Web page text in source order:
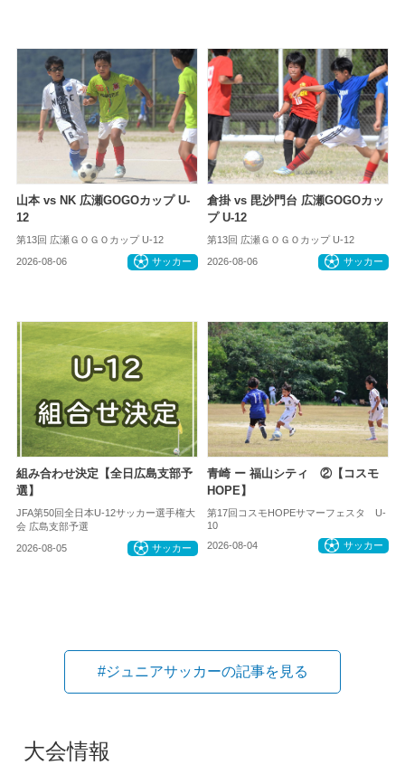
山本 vs NK 広瀬GOGOカップ U-
12
第13回 広瀬ＧＯＧＯカップ U-12
2026-08-06 サッカー
倉掛 vs 毘沙門台 広瀬GOGOカッ
プ U-12
第13回 広瀬ＧＯＧＯカップ U-12
2026-08-06 サッカー
組み合わせ決定【全日広島支部予
選】
JFA第50回全日本U-12サッカー選手権大
会 広島支部予選
2026-08-05 サッカー
青崎 ー 福山シティ ②【コスモ
HOPE】
第17回コスモHOPEサマーフェスタ U-
10
2026-08-04
サッカー
#ジュニアサッカーの記事を見る
大会情報